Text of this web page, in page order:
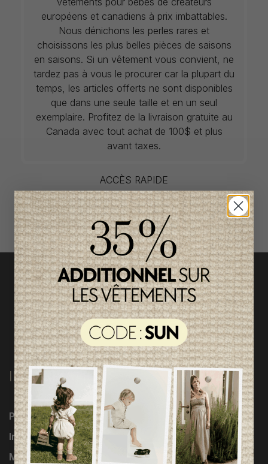
européens et canadiens à prix imbattables.
Nous dénichons les perles rares et
choisissons les plus belles pièces de saisons
en saisons. Si un vêtement vous convient, ne
tardez pas à vous le procurer car la plupart du
temps, les articles offerts ne sont disponibles
que dans une seule taille et en un seul
exemplaire. Profitez de la livraison gratuite au
Canada avec tout achat de 100$ et plus
avant taxes.
ACCÈS RAPIDE
magasinez par catégorie
INFORMATIONS
Programme Loyauté
Influenceuses
Marques